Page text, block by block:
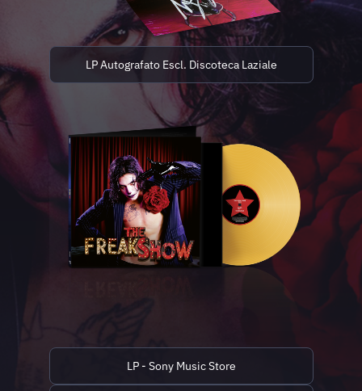
LP Autografato Escl. Discoteca Laziale
LP - Sony Music Store